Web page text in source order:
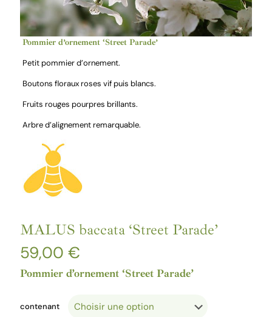
Pommier d’ornement ‘Street Parade’
Petit pommier d’ornement.
Boutons floraux roses vif puis blancs.
Fruits rouges pourpres brillants.
Arbre d’alignement remarquable.
MALUS baccata ‘Street Parade’
59,00 €
Pommier d’ornement ‘Street Parade’
contenant